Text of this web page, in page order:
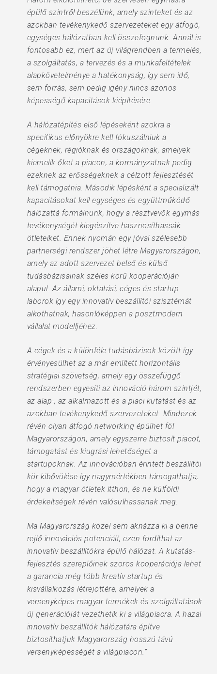
épülő szintről beszélünk, amely szinteket és az
azokban tevékenykedő szervezeteket egy átfogó,
egységes hálózatban kell összefognunk. Annál is
fontosabb ez, mert az új világrendben a termelés,
a szolgáltatás, a tervezés és a munkafeltételek
alapkövetelménye a hatékonyság, így sem idő,
sem forrás, sem pedig igény nincs azonos
képességű kapacitások kiépítésére.
A hálózatépítés első lépéseként azokra a
specifikus előnyökre kell fókuszálniuk a
cégeknek, régióknak és országoknak, amelyek
kiemelik őket a piacon, a kormányzatnak pedig
ezeknek az erősségeknek a célzott fejlesztését
kell támogatnia. Második lépésként a specializált
kapacitásokat kell egységes és együttműködő
hálózattá formálnunk, hogy a résztvevők egymás
tevékenységét kiegészítve hasznosíthassák
ötleteiket. Ennek nyomán egy jóval szélesebb
partnerségi rendszer jöhet létre Magyarországon,
amely az adott szervezet belső és külső
tudásbázisainak széles körű kooperációján
alapul. Az állami, oktatási, céges és startup
laborok így egy innovatív beszállítói szisztémát
alkothatnak, hasonlóképpen a posztmodern
vállalat modelljéhez.
A cégek és a különféle tudásbázisok között így
érvényesülhet az a már említett horizontális
stratégiai szövetség, amely egy összefüggő
rendszerben egyesíti az innováció három szintjét,
az alap-, az alkalmazott és a piaci kutatást és az
azokban tevékenykedő szervezeteket. Mindezek
révén olyan átfogó networking épülhet föl
Magyarországon, amely egyszerre biztosít piacot,
támogatást és kiugrási lehetőséget a
startupoknak. Az innovációban érintett beszállítói
kör kibővülése így nagymértékben támogathatja,
hogy a magyar ötletek itthon, és ne külföldi
érdekeltségek révén valósulhassanak meg.
Ma Magyarország közel sem aknázza ki a benne
rejlő innovációs potenciált, ezen fordíthat az
innovatív beszállítókra épülő hálózat. A kutatás-
fejlesztés szereplőinek szoros kooperációja lehet
a garancia még több kreatív startup és
kisvállalkozás létrejöttére, amelyek a
versenyképes magyar termékek és szolgáltatások
új generációját vezethetik ki a világpiacra. A hazai
innovatív beszállítók hálózatára építve
biztosíthatjuk Magyarország hosszú távú
versenyképességét a világpiacon.”